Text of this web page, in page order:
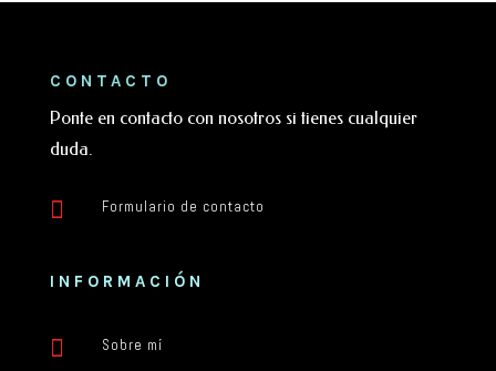
CONTACTO
Ponte en contacto con nosotros si tienes cualquier
duda.
 Formulario de contacto
INFORMACIÓN
 Sobre mí